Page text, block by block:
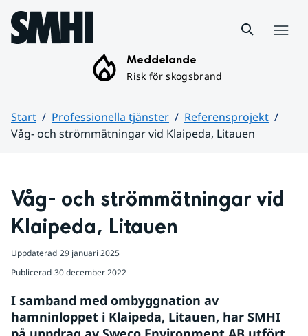
Hoppa till sidans innehåll
Meddelande
Risk för skogsbrand
Start Professionella tjänster
Referensprojekt
Våg- och strömmätningar vid Klaipeda, Litauen
Våg- och strömmätningar vid
Klaipeda, Litauen
Uppdaterad 29 januari 2025
Publicerad 30 december 2022
I samband med ombyggnation av
hamninloppet i Klaipeda, Litauen, har SMHI